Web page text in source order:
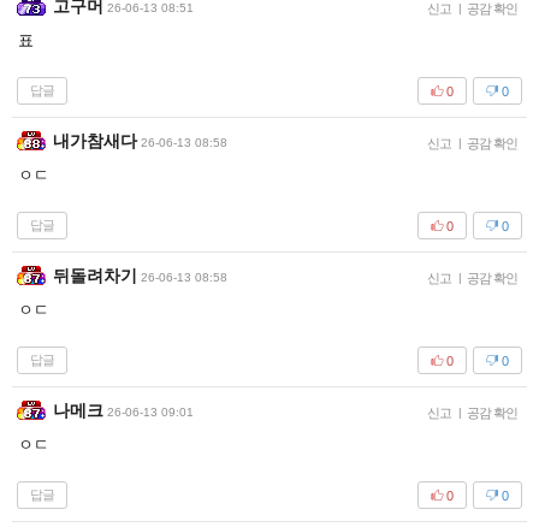
고구머 26-06-13 08:51 신고 | 공감 확인
표
답글 0
0
내가참새다 26-06-13 08:58 신고 | 공감 확인
ㅇㄷ
답글 0
0
뒤돌려차기 26-06-13 08:58 신고 | 공감 확인
ㅇㄷ
답글 0
0
나메크 26-06-13 09:01 신고 | 공감 확인
ㅇㄷ
답글 0
0